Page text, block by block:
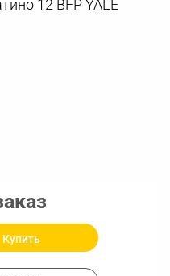
12 BFP YALE
Купить